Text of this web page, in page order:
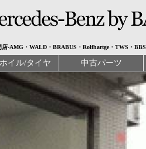
-AMG・WALD・BRABUS・Rolfhartge・TWS・BBS
イル/タイヤ 中古パーツ